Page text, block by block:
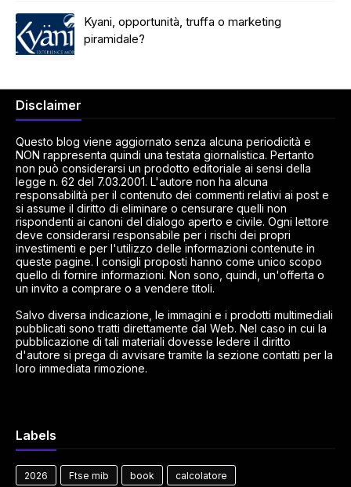
Kyani, opportunità, truffa o marketing
piramidale?
Disclaimer
Questo blog viene aggiornato senza alcuna periodicità e
NON rappresenta quindi una testata giornalistica. Pertanto
non può considerarsi un prodotto editoriale ai sensi della
legge n. 62 del 7.03.2001. L'autore non ha alcuna
responsabilità per il contenuto dei commenti relativi ai post e
si assume il diritto di eliminare o censurare quelli non
rispondenti ai canoni del dialogo aperto e civile. Ogni lettore
deve considerarsi responsabile per i rischi dei propri
investimenti e per l'utilizzo delle informazioni contenute in
queste pagine. I consigli proposti hanno come unico scopo
quello di fornire informazioni. Non sono, quindi, un'offerta o
un invito a comprare o a vendere titoli.
Salvo diversa indicazione, le immagini e i prodotti multimediali
pubblicati sono tratti direttamente dal Web. Nel caso in cui la
pubblicazione di tali materiali dovesse ledere il diritto
d'autore si prega di avvisare tramite la sezione contatti per la
loro immediata rimozione.
Labels
2026 Ftse mib book calcolatore